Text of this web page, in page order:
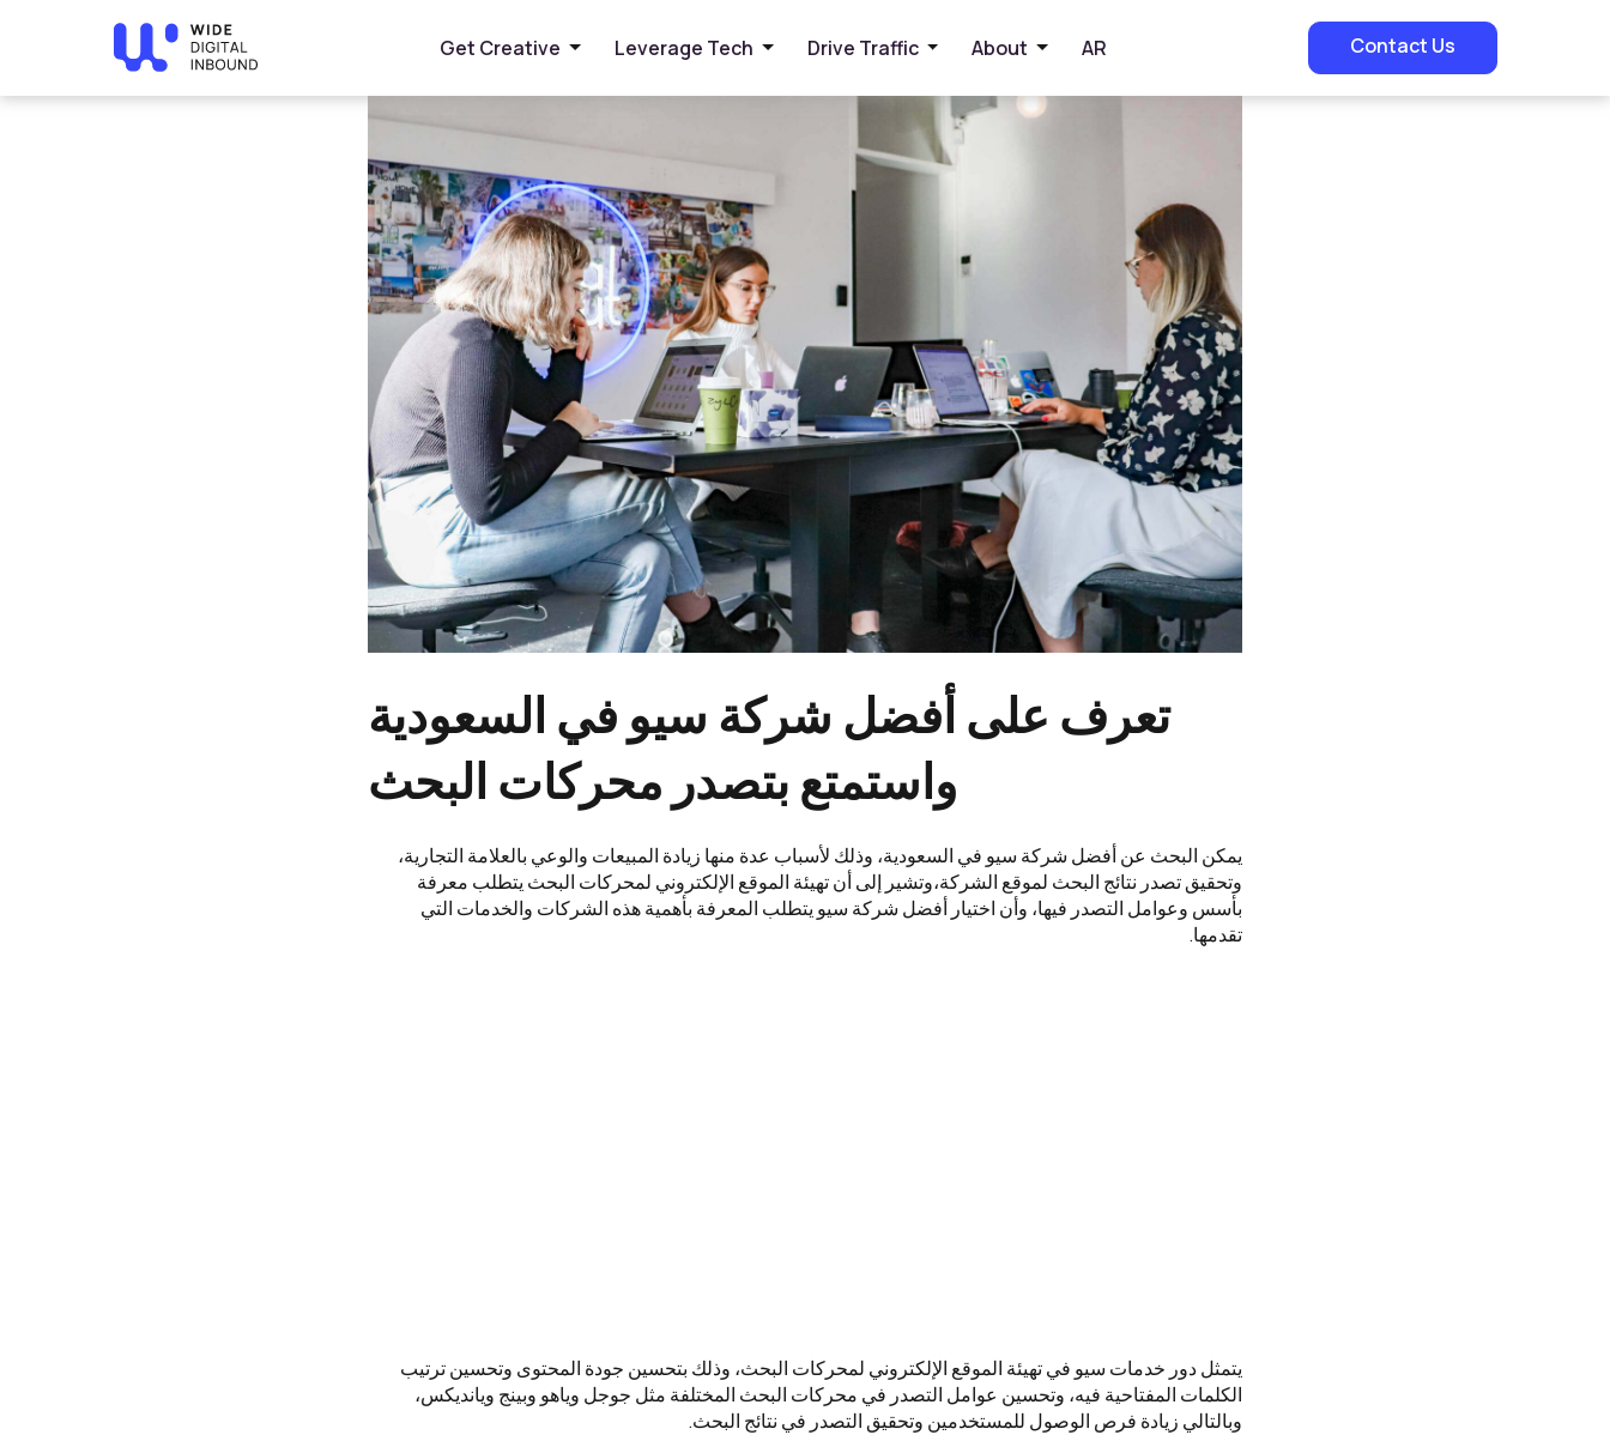
Get Creative Leverage Tech Drive Traffic About AR Contact Us
Home»Blog
تعرف على أفضل شركة سيو في السعودية
واستمتع بتصدر محركات البحث
يمكن البحث عن أفضل شركة سيو في السعودية، وذلك لأسباب عدة منها زيادة المبيعات والوعي بالعلامة التجارية،
وتحقيق تصدر نتائج البحث لموقع الشركة،وتشير إلى أن تهيئة الموقع الإلكتروني لمحركات البحث يتطلب معرفة
بأسس وعوامل التصدر فيها، وأن اختيار أفضل شركة سيو يتطلب المعرفة بأهمية هذه الشركات والخدمات التي
تقدمها.
يتمثل دور خدمات سيو في تهيئة الموقع الإلكتروني لمحركات البحث، وذلك بتحسين جودة المحتوى وتحسين ترتيب
الكلمات المفتاحية فيه، وتحسين عوامل التصدر في محركات البحث المختلفة مثل جوجل وياهو وبينج ويانديكس،
وبالتالي زيادة فرص الوصول للمستخدمين وتحقيق التصدر في نتائج البحث.